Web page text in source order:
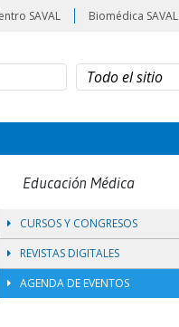
SAVAL Biomédica SAVAL
Educación Médica
CURSOS Y CONGRESOS
REVISTAS DIGITALES
AGENDA DE EVENTOS